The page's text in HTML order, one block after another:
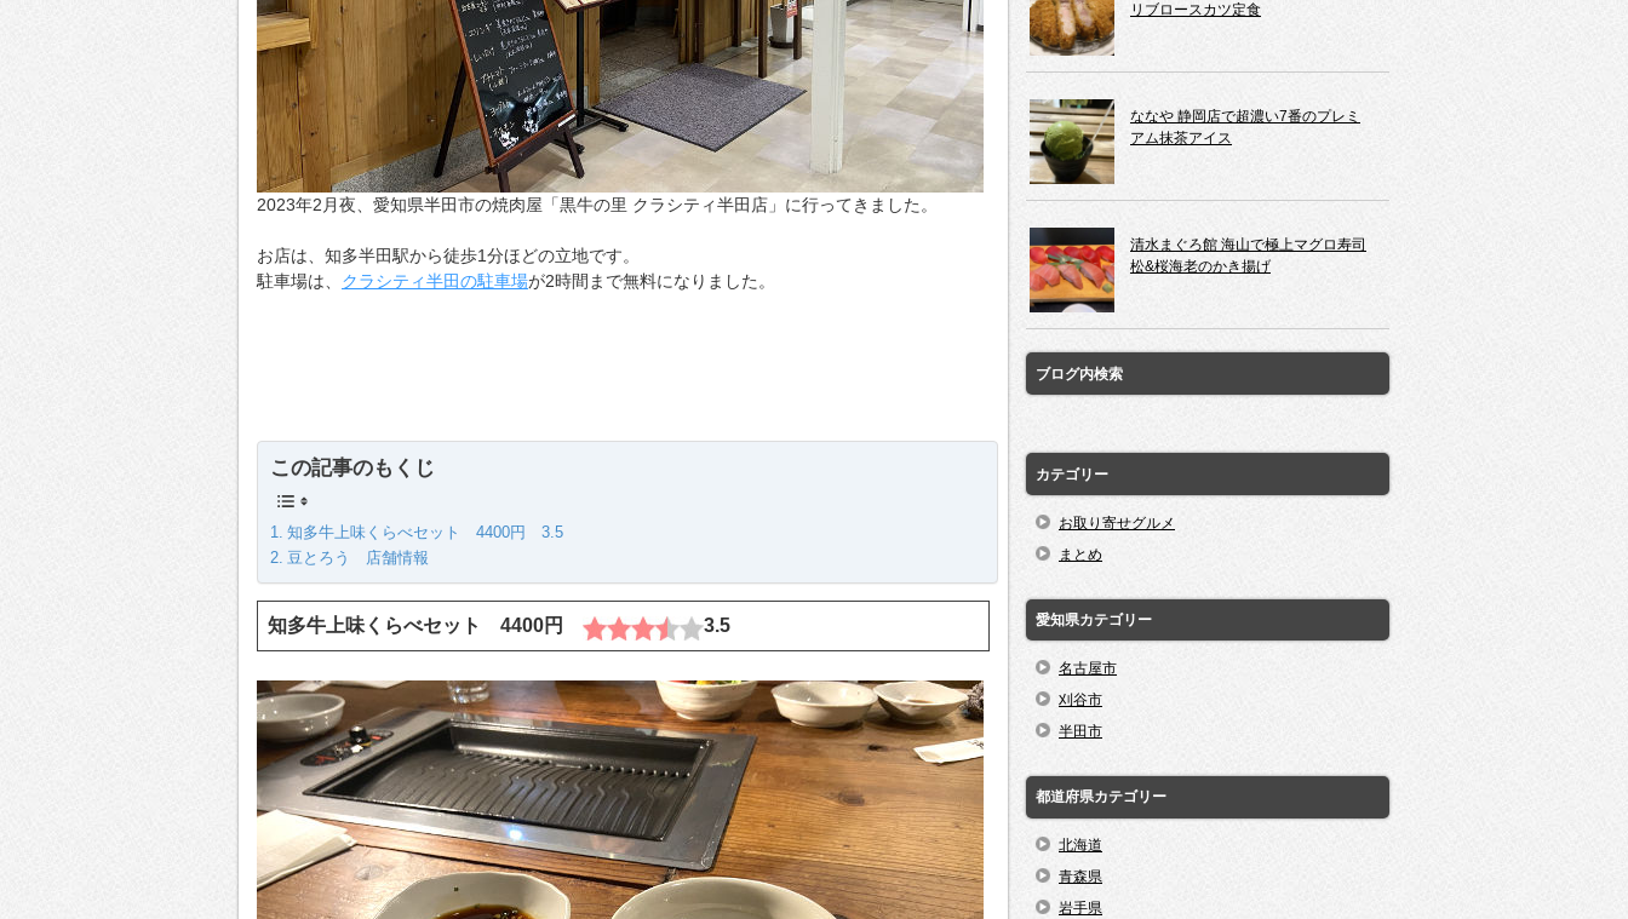
2023年2月夜、愛知県半田市の焼肉屋「黒牛の里 クラシティ半田店」に行ってきました。
お店は、知多半田駅から徒歩1分ほどの立地です。
駐車場は、 クラシティ半田の駐車場が2時間まで無料になりました。
この記事のもくじ
知多牛上味くらべセット 4400円 3.5
豆とろう 店舗情報
知多牛上味くらべセット 4400円 3.5
リブロースカツ定食
ななや 静岡店で超濃い7番のプレミ
アム抹茶アイス
清水まぐろ館 海山で極上マグロ寿司
松&桜海老のかき揚げ
ブログ内検索
カテゴリー
お取り寄せグルメ
まとめ
愛知県カテゴリー
名古屋市
刈谷市
半田市
都道府県カテゴリー
北海道
青森県
岩手県